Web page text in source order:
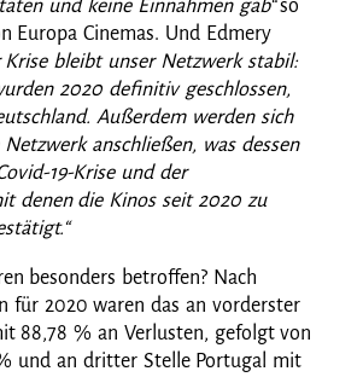
und keine Einnahmen gab“so
Europa Cinemas. Und Edmery
Krise bleibt unser Netzwerk stabil:
2020 definitiv geschlossen,
Außerdem werden sich
Netzwerk anschließen, was dessen
19-Krise und der
denen die Kinos seit 2020 zu
besonders betroffen? Nach
für 2020 waren das an vorderster
88,78 % an Verlusten, gefolgt von
und an dritter Stelle Portugal mit